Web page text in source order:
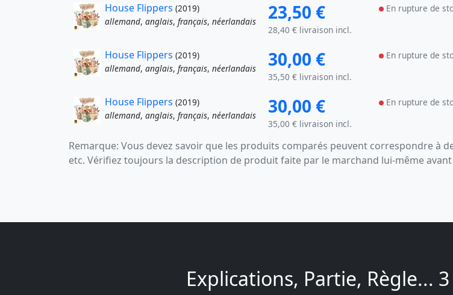
House Flippers (2019)
allemand, anglais, français, néerlandais 23,50 €
28,40 € livraison incl.
En rupture de
House Flippers (2019)
allemand, anglais, français, néerlandais 30,00 €
35,50 € livraison incl.
En rupture de
House Flippers (2019)
allemand, anglais, français, néerlandais 30,00 €
35,00 € livraison incl.
En rupture de
Remarque: Vous devez savoir que les produits comparés peuvent correspondre à
etc. Vérifiez toujours la description de produit faite par le marchand lui-même
Explications, Partie, Règle...